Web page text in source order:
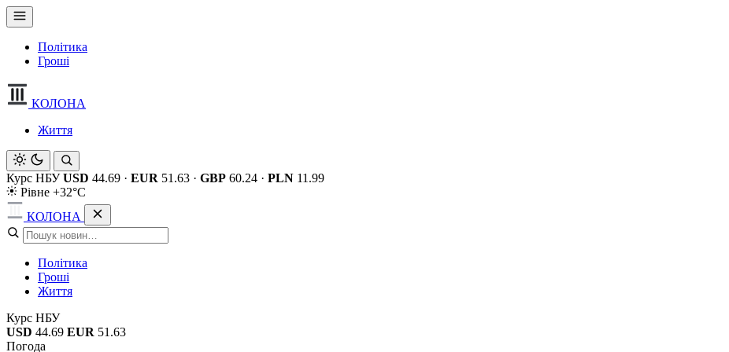
Політика
Гроші
КОЛОНА
Життя
Курс НБУ USD 44.69 · EUR 51.63 · GBP 60.24 · PLN 11.99
Рівне +32°C
КОЛОНА
Політика
Гроші
Життя
Курс НБУ
USD 44.69 EUR 51.63
Погода